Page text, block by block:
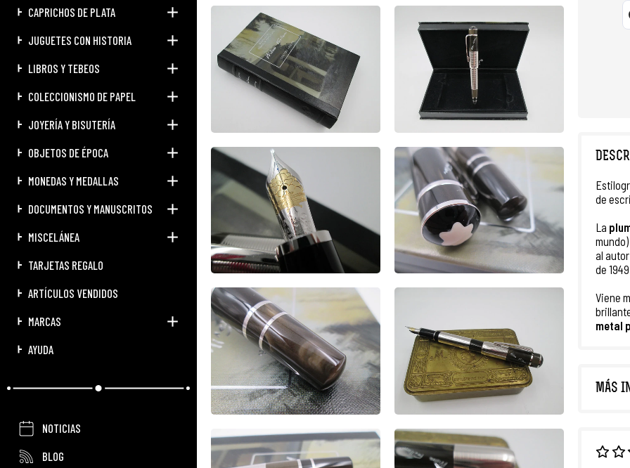
CAPRICHOS DE PLATA
JUGUETES CON HISTORIA
LIBROS Y TEBEOS
COLECCIONISMO DE PAPEL
JOYERÍA Y BISUTERÍA
OBJETOS DE ÉPOCA
MONEDAS Y MEDALLAS
DOCUMENTOS Y MANUSCRITOS
MISCELÁNEA
TARJETAS REGALO
ARTÍCULOS VENDIDOS
MARCAS
AYUDA
NOTICIAS
BLOG
de
La
al
de
Viene
metal
MÁS